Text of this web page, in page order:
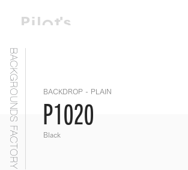
BACKGROUNDS FACTORY BACKDROP - PLAIN
P1020
Black